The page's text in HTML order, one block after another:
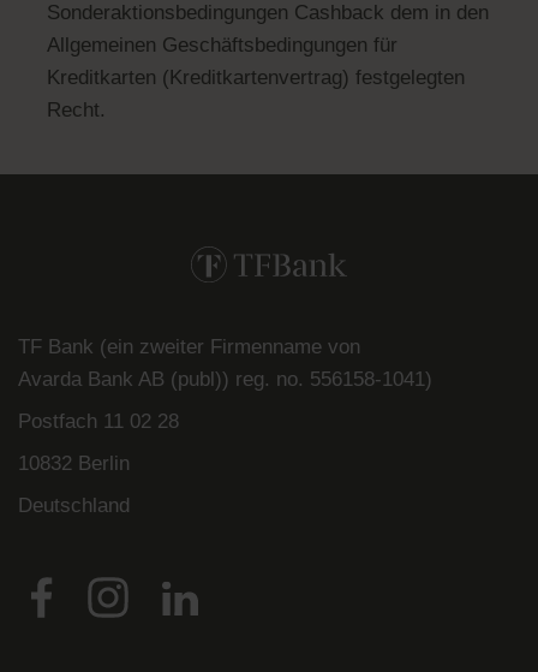
Sonderaktionsbedingungen Cashback dem in den
Allgemeinen Geschäftsbedingungen für
Kreditkarten (Kreditkartenvertrag) festgelegten
Recht.
TF Bank (ein zweiter Firmenname von
Avarda Bank AB (publ)) reg. no. 556158-1041)
Postfach 11 02 28
10832 Berlin
Deutschland